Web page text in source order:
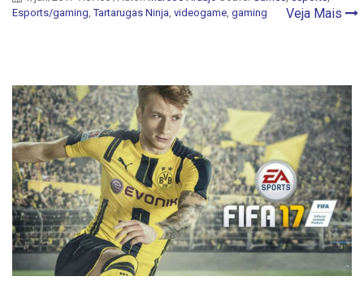
Esports/gaming ,Tartarugas Ninja videogame gaming Veja Mais